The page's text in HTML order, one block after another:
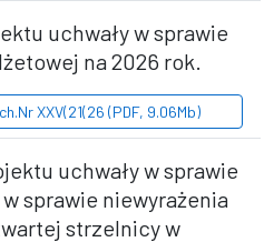
uchwały w sprawie
na 2026 rok.
XXV(21(26 (PDF, 9.06Mb)
uchwały w sprawie
sprawie niewyrażenia
strzelnicy w